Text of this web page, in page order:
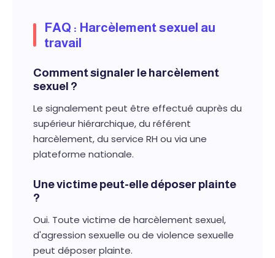
FAQ : Harcèlement sexuel au
travail
Comment signaler le harcèlement
sexuel ?
Le signalement peut être effectué auprès du
supérieur hiérarchique, du référent
harcèlement, du service RH ou via une
plateforme nationale.
Une victime peut-elle déposer plainte
?
Oui. Toute victime de harcèlement sexuel,
d'agression sexuelle ou de violence sexuelle
peut déposer plainte.